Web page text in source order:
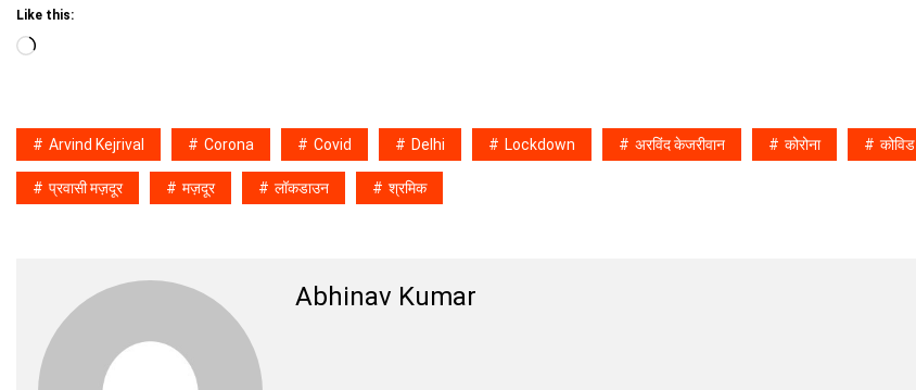
Like this:
Loading…
Arvind Kejrival Corona Covid Delhi Lockdown अरविंद केजरीवान कोरोना कोविड
प्रवासी मज़दूर मज़दूर लॉकडाउन श्रमिक
Abhinav Kumar